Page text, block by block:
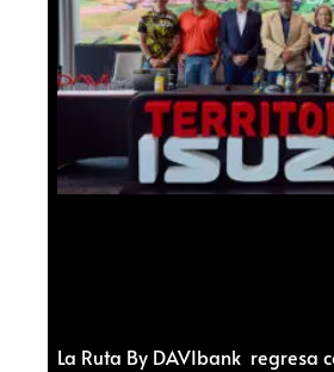
La Ruta By DAVIbank regresa